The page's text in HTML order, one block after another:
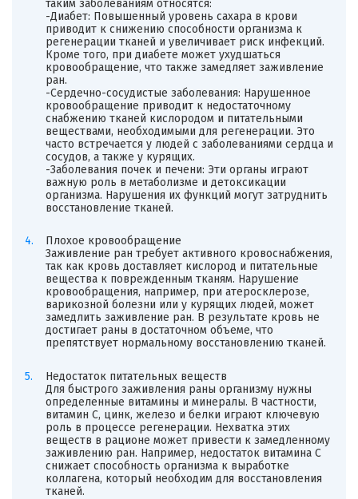
таким заболеваниям относятся:
-Диабет: Повышенный уровень сахара в крови
приводит к снижению способности организма к
регенерации тканей и увеличивает риск инфекций.
Кроме того, при диабете может ухудшаться
кровообращение, что также замедляет заживление
ран.
-Сердечно-сосудистые заболевания: Нарушенное
кровообращение приводит к недостаточному
снабжению тканей кислородом и питательными
веществами, необходимыми для регенерации. Это
часто встречается у людей с заболеваниями сердца и
сосудов, а также у курящих.
-Заболевания почек и печени: Эти органы играют
важную роль в метаболизме и детоксикации
организма. Нарушения их функций могут затруднить
восстановление тканей.
Плохое кровообращение
Заживление ран требует активного кровоснабжения,
так как кровь доставляет кислород и питательные
вещества к поврежденным тканям. Нарушение
кровообращения, например, при атеросклерозе,
варикозной болезни или у курящих людей, может
замедлить заживление ран. В результате кровь не
достигает раны в достаточном объеме, что
препятствует нормальному восстановлению тканей.
Недостаток питательных веществ
Для быстрого заживления раны организму нужны
определенные витамины и минералы. В частности,
витамин C, цинк, железо и белки играют ключевую
роль в процессе регенерации. Нехватка этих
веществ в рационе может привести к замедленному
заживлению ран. Например, недостаток витамина C
снижает способность организма к выработке
коллагена, который необходим для восстановления
тканей.